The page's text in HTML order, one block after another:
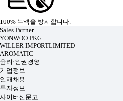
100% 누액을 방지합니다.
Sales Partner
YONWOO PKG
WILLER IMPORTLIMITED
AROMATIC
윤리·인권경영
기업정보
인재채용
투자정보
사이버신문고